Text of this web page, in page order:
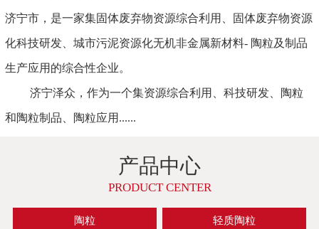
济宁市，是一家集固体废弃物资源综合利用、固体废弃物资源
化科技研发、城市污泥资源化无机非金属新材料- 陶粒及制品
生产应用的综合性企业。
济宁泽众，作为一个集资源综合利用、科技研发、陶粒
和陶粒制品、陶粒应用......
产品中心
PRODUCT CENTER
陶粒 轻质陶粒